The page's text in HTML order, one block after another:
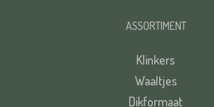
ASSORTIMENT
Klinkers
Waaltjes
Dikformaat